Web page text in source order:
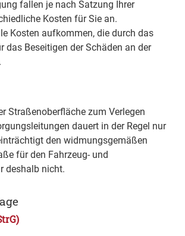
fallen je nach Satzung Ihrer
Kosten für Sie an.
Kosten aufkommen, die durch das
das Beseitigen der Schäden an der
Straßenoberfläche zum Verlegen
dauert in der Regel nur
den widmungsgemäßen
für den Fahrzeug- und
deshalb nicht.